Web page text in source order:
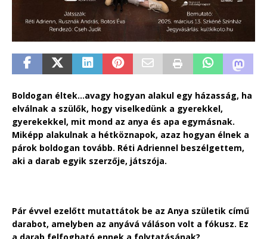
Boldogan éltek…avagy hogyan alakul egy házasság, ha
elválnak a szülők, hogy viselkedünk a gyerekkel,
gyerekekkel, mit mond az anya és apa egymásnak.
Miképp alakulnak a hétköznapok, azaz hogyan élnek a
párok boldogan tovább. Réti Adriennel beszélgettem,
aki a darab egyik szerzője, játszója.
Pár évvel ezelőtt mutattátok be az Anya születik című
darabot, amelyben az anyává váláson volt a fókusz. Ez
a darab felfogható ennek a folytatásának?